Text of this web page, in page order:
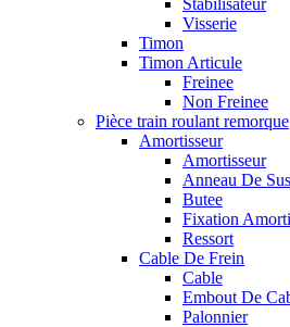
Stabilisateur
Visserie
Timon
Timon Articule
Freinee
Non Freinee
Pièce train roulant remorque
Amortisseur
Amortisseur
Anneau De
Butee
Fixation
Ressort
Cable De Frein
Cable
Embout De
Palonnier